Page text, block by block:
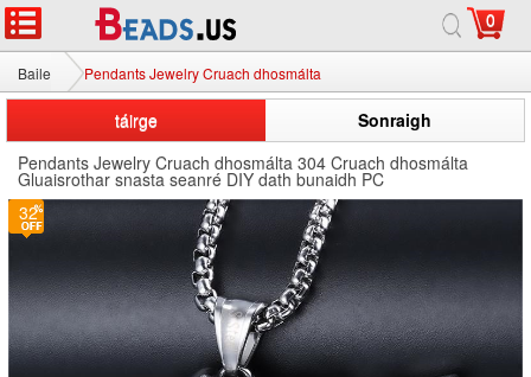
0
Baile Pendants Jewelry Cruach dhosmálta
táirge
Sonraigh
Pendants Jewelry Cruach dhosmálta 304 Cruach dhosmálta
Gluaisrothar snasta seanré DIY dath bunaidh PC